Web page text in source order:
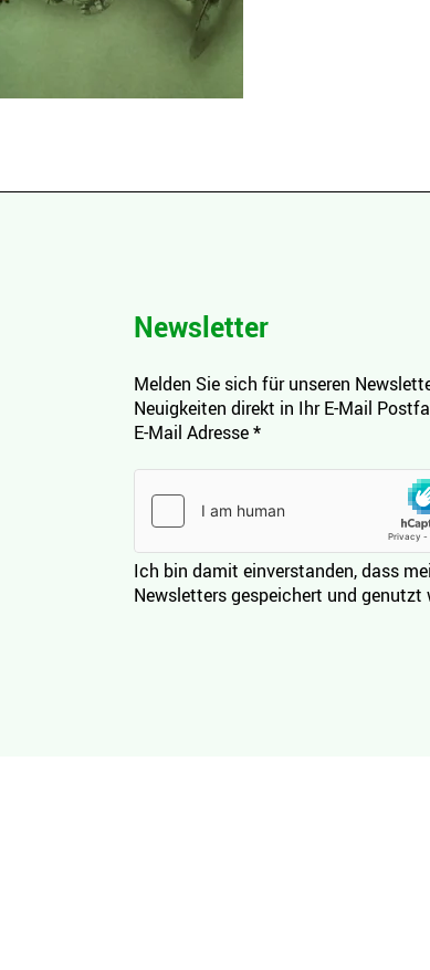
Newsletter
Melden Sie sich für unseren
Neuigkeiten direkt in Ihr E-Mail
E-Mail Adresse*
Ich bin damit einverstanden, dass
Newsletters gespeichert und genutzt